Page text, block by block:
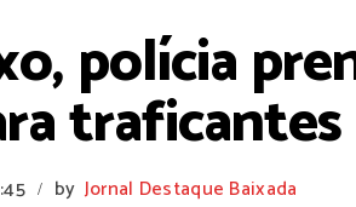
polícia
traficantes
/ by Jornal Destaque Baixada